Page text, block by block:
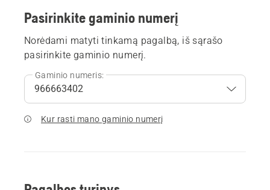
Pasirinkite gaminio numerį
Norėdami matyti tinkamą pagalbą, iš sąrašo
pasirinkite gaminio numerį.
Gaminio numeris:
Kur rasti mano gaminio numerį